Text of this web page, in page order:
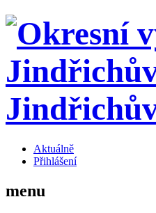
Aktuálně
Přihlášení
menu